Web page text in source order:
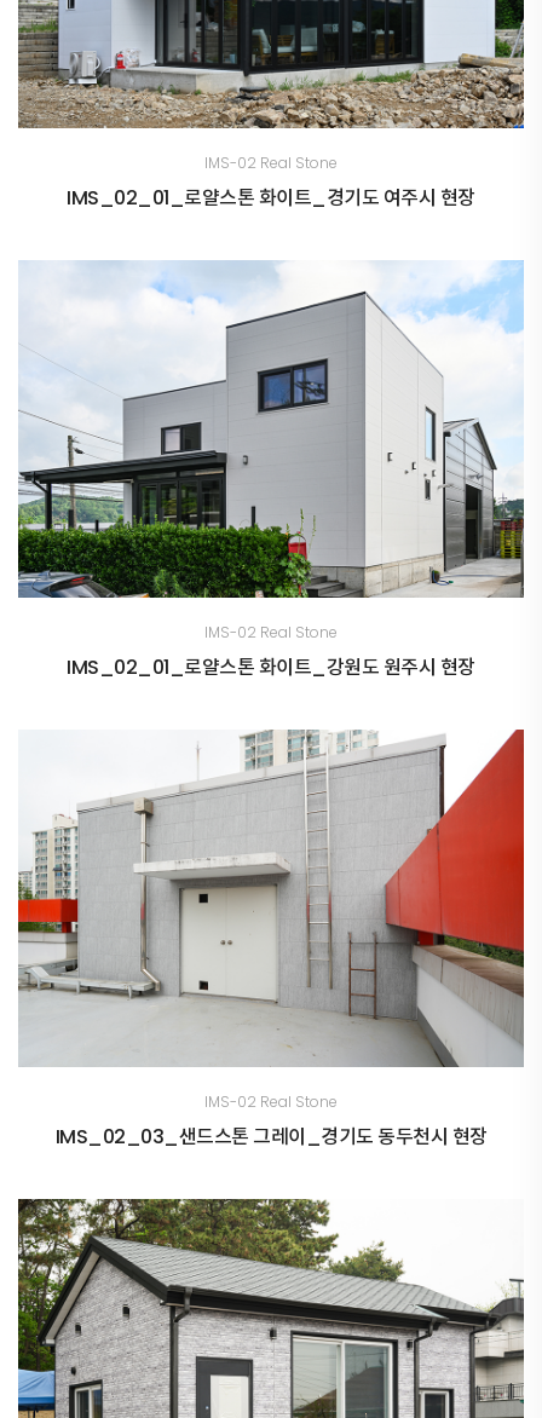
IMS-02 Real Stone
IMS_02_01_로얄스톤 화이트_경기도 여주시 현장
IMS-02 Real Stone
IMS_02_01_로얄스톤 화이트_강원도 원주시 현장
IMS-02 Real Stone
IMS_02_03_샌드스톤 그레이_경기도 동두천시 현장